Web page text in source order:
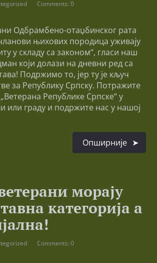
Comments: 0
Одбрамбено-отаџбинског рата
њихових породица уживају
у складу са законом“, гласи наш
који долази на дневни ред са
Подржимо то, јер ту је кључ
за Републику Српску. Потражите
Републике Српске“ у
или граду и подржите нас у нашој
Опширније
морају
категорија а
Comments: 0